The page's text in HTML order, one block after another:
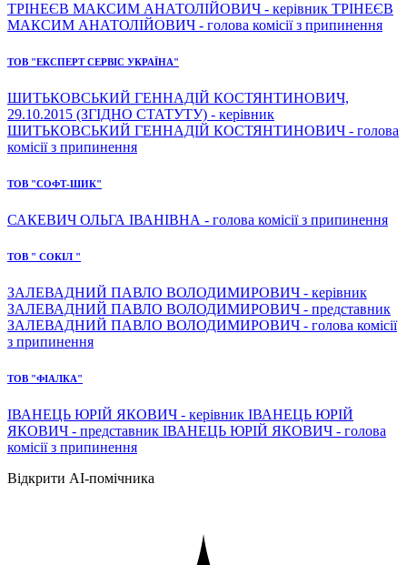
ТРІНЕЄВ МАКСИМ АНАТОЛІЙОВИЧ - керівник ТРІНЕЄВ
МАКСИМ АНАТОЛІЙОВИЧ - голова комісії з припинення
ТОВ "ЕКСПЕРТ СЕРВІС УКРАЇНА"
ШИТЬКОВСЬКИЙ ГЕННАДІЙ КОСТЯНТИНОВИЧ,
29.10.2015 (ЗГІДНО СТАТУТУ) - керівник
ШИТЬКОВСЬКИЙ ГЕННАДІЙ КОСТЯНТИНОВИЧ - голова
комісії з припинення
ТОВ "СОФТ-ШИК"
САКЕВИЧ ОЛЬГА ІВАНІВНА - голова комісії з припинення
ТОВ " СОКІЛ "
ЗАЛЕВАДНИЙ ПАВЛО ВОЛОДИМИРОВИЧ - керівник
ЗАЛЕВАДНИЙ ПАВЛО ВОЛОДИМИРОВИЧ - представник
ЗАЛЕВАДНИЙ ПАВЛО ВОЛОДИМИРОВИЧ - голова комісії
з припинення
ТОВ "ФІАЛКА"
ІВАНЕЦЬ ЮРІЙ ЯКОВИЧ - керівник ІВАНЕЦЬ ЮРІЙ
ЯКОВИЧ - представник ІВАНЕЦЬ ЮРІЙ ЯКОВИЧ - голова
комісії з припинення
Відкрити AI-помічника